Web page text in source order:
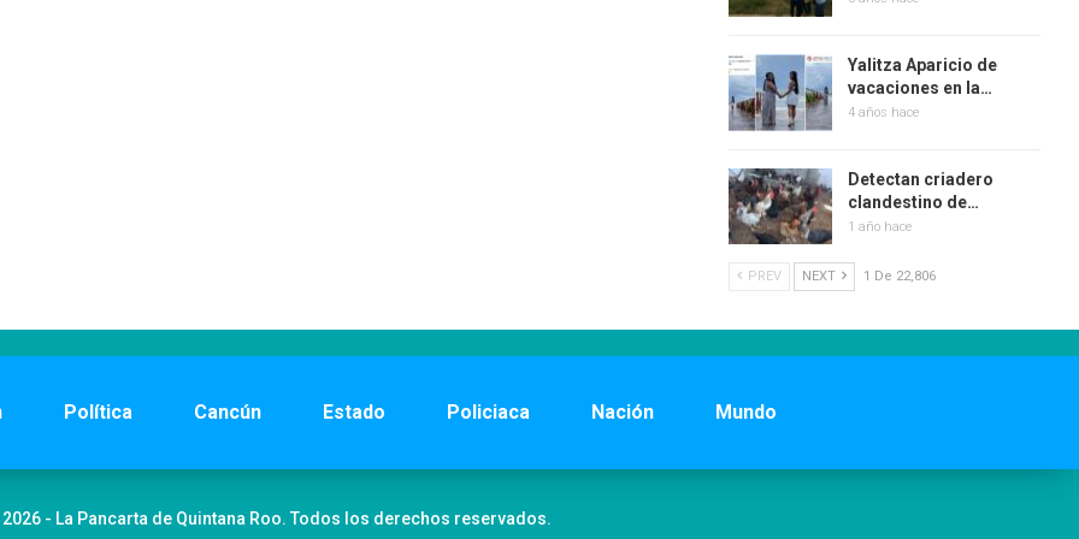
Yalitza Aparicio de
vacaciones en la…
4 años hace
Detectan criadero
clandestino de…
1 año hace
PREV NEXT 1 De 22,806
Política Cancún Estado Policiaca Nación Mundo
- La Pancarta de Quintana Roo. Todos los derechos reservados.